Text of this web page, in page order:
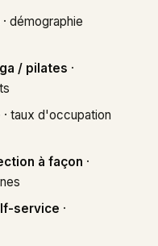
· démographie
/ pilates ·
· taux d'occupation
à façon ·
service ·